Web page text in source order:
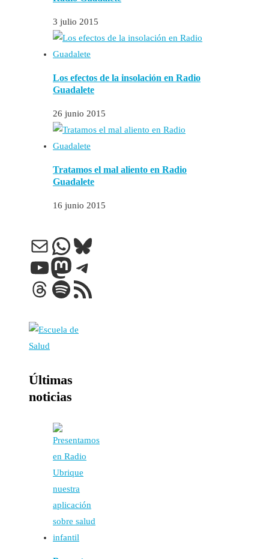
3 julio 2015
Los efectos de la insolación en Radio
Guadalete
26 junio 2015
Tratamos el mal aliento en Radio
Guadalete
16 junio 2015
Correo electrónico
WhatsApp
Bluesky
YouTube
Mastodon
Telegram
Threads
Spotify
Feed RSS
Últimas
noticias